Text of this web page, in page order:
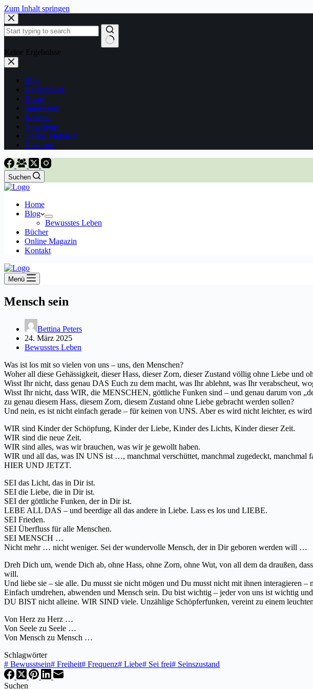
Zum Inhalt springen
Keine Ergebnisse
Blog
Datenschutz
Home
Impressum
Kontakt
Newsletter
Online Magazin
Über uns
Suchen
Home
Blog
Bewusstes Leben
Bücher
Online Magazin
Kontakt
Menü
Mensch sein
Bettina Peters
24. März 2025
Bewusstes Leben
Was ist los mit so vielen von uns – uns, den Menschen?
Woher all diese Gehässigkeit, dieser Hass, dieser Zorn, dieser Zustand völlig ohne Liebe und
Wisst Ihr nicht, dass genau DAS Euch zu dem macht, was Ihr ablehnt, was Ihr verabscheut,
Wisst Ihr nicht, dass WIR, die MENSCHEN, göttliche Funken sind – und genau darum von
zu genau diesem Hass, diesem Zorn, diesem Zustand ohne Liebe gebracht werden sollen?
Und nein, es ist nicht einfach gerade – für keinen von UNS. Aber es wird nicht leichter, es
WIR sind Kinder der Schöpfung, Kinder der Liebe, Kinder des Lichts, Kinder dieser Zeit.
WIR sind die neue Zeit.
WIR sind alles, was wir brauchen, was wir je gewollt haben.
WIR und all das, was IN UNS ist …, manchmal verschüttet, manchmal zugedeckt, manchmal
HIER UND JETZT.
SEI das Licht, das in Dir ist.
SEI die Liebe, die in Dir ist.
SEI der göttliche Funken, der in Dir ist.
LEBE ALL DAS – und beerdige all das andere in Liebe. Lass es los und LIEBE.
SEI Frieden.
SEI Überfluss für alle Menschen.
SEI MENSCH …
Nicht mehr … nicht weniger. Sei der wundervolle Mensch, der in Dir geboren werden will …
Dreh Dich um, wende Dich ab, ohne Hass, ohne Zorn, ohne Wut, von all dem da draußen,
will.
Und liebe sie – sie alle. Du musst sie nicht mögen und Du musst nicht mit ihnen interagieren
Einfach umdrehen, abwenden und Mensch sein. Du bist wichtig – jeder von uns ist wichtig
DU BIST nicht alleine. WIR SIND viele. Unzählige Schöpferfunken, vereint zu einem
Von Herz zu Herz …
Von Seele zu Seele …
Von Mensch zu Mensch …
Schlagwörter
# Bewusstsein# Freiheit# Frequenz# Liebe# Sei frei# Seinszustand
Suchen